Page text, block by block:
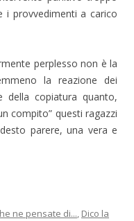
i provvedimenti a carico
perplesso non è la
la reazione dei
copiatura quanto,
compito” questi ragazzi
parere, una vera e
ne pensate di..., Dico la